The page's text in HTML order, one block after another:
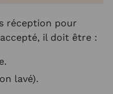
réception pour
il doit être :
lavé).